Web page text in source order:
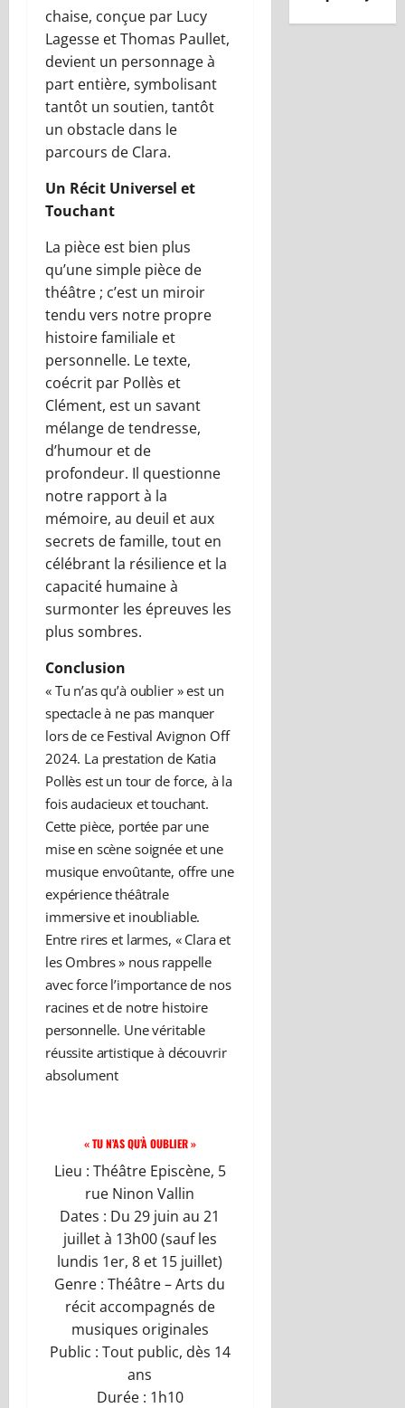
chaise, conçue par Lucy
Lagesse et Thomas Paullet,
devient un personnage à
part entière, symbolisant
tantôt un soutien, tantôt
un obstacle dans le
parcours de Clara.
Un Récit Universel et
Touchant
La pièce est bien plus
qu’une simple pièce de
théâtre ; c’est un miroir
tendu vers notre propre
histoire familiale et
personnelle. Le texte,
coécrit par Pollès et
Clément, est un savant
mélange de tendresse,
d’humour et de
profondeur. Il questionne
notre rapport à la
mémoire, au deuil et aux
secrets de famille, tout en
célébrant la résilience et la
capacité humaine à
surmonter les épreuves les
plus sombres.
Conclusion
« Tu n’as qu’à oublier » est un
spectacle à ne pas manquer
lors de ce Festival Avignon Off
2024. La prestation de Katia
Pollès est un tour de force, à la
fois audacieux et touchant.
Cette pièce, portée par une
mise en scène soignée et une
musique envoûtante, offre une
expérience théâtrale
immersive et inoubliable.
Entre rires et larmes, « Clara et
les Ombres » nous rappelle
avec force l’importance de nos
racines et de notre histoire
personnelle. Une véritable
réussite artistique à découvrir
absolument
« TU N’AS QU’À OUBLIER »
Lieu : Théâtre Episcène, 5
rue Ninon Vallin
Dates : Du 29 juin au 21
juillet à 13h00 (sauf les
lundis 1er, 8 et 15 juillet)
Genre : Théâtre – Arts du
récit accompagnés de
musiques originales
Public : Tout public, dès 14
ans
Durée : 1h10